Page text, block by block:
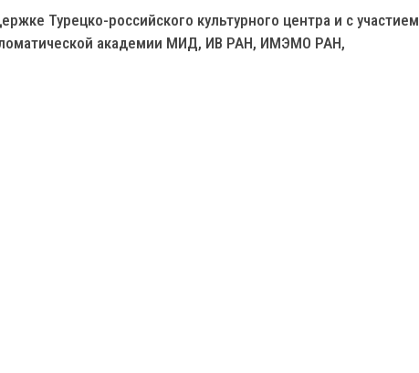
Турецко-российского культурного центра и с участием
академии МИД, ИВ РАН, ИМЭМО РАН,